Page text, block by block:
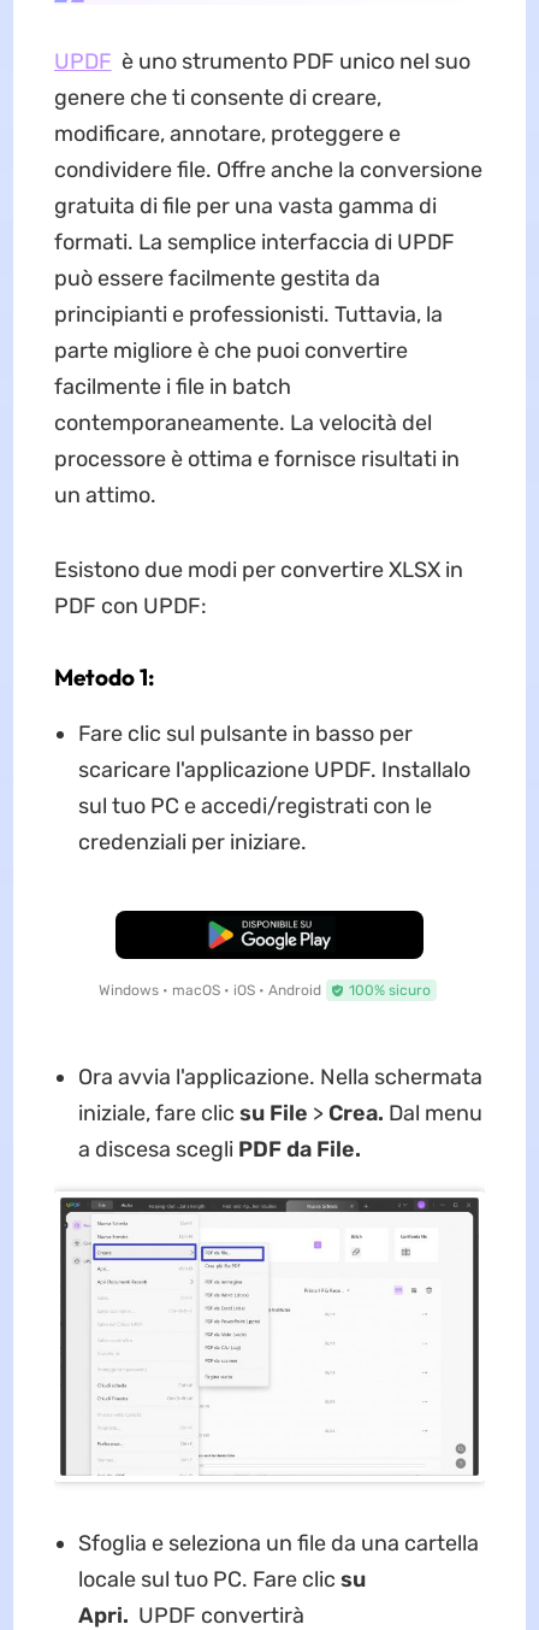
UPDF è uno strumento PDF unico nel suo
genere che ti consente di creare,
modificare, annotare, proteggere e
condividere file. Offre anche la conversione
gratuita di file per una vasta gamma di
formati. La semplice interfaccia di UPDF
può essere facilmente gestita da
principianti e professionisti. Tuttavia, la
parte migliore è che puoi convertire
facilmente i file in batch
contemporaneamente. La velocità del
processore è ottima e fornisce risultati in
un attimo.
Esistono due modi per convertire XLSX in
PDF con UPDF:
Metodo 1:
Fare clic sul pulsante in basso per
scaricare l'applicazione UPDF. Installalo
sul tuo PC e accedi/registrati con le
credenziali per iniziare.
Download Gratis
Windows • macOS • iOS • Android 100% sicuro
Ora avvia l'applicazione. Nella schermata
iniziale, fare clic su File > Crea. Dal menu
a discesa scegli PDF da File.
Sfoglia e seleziona un file da una cartella
locale sul tuo PC. Fare clic su
Apri. UPDF convertirà